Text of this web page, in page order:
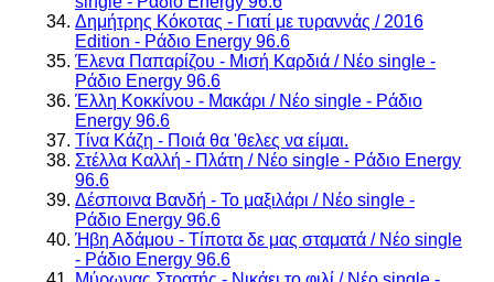
Δημήτρης Κόκοτας - Γιατί με τυραννάς / 2016
Edition - Ράδιο Energy 96.6
Έλενα Παπαρίζου - Μισή Καρδιά / Νέο single -
Ράδιο Energy 96.6
Έλλη Κοκκίνου - Μακάρι / Νέο single - Ράδιο
Energy 96.6
Τίνα Κάζη - Ποιά θα 'θελες να είμαι.
Στέλλα Καλλή - Πλάτη / Νέο single - Ράδιο Energy
96.6
Δέσποινα Βανδή - Το μαξιλάρι / Νέο single -
Ράδιο Energy 96.6
Ήβη Αδάμου - Τίποτα δε μας σταματά / Νέο single
- Ράδιο Energy 96.6